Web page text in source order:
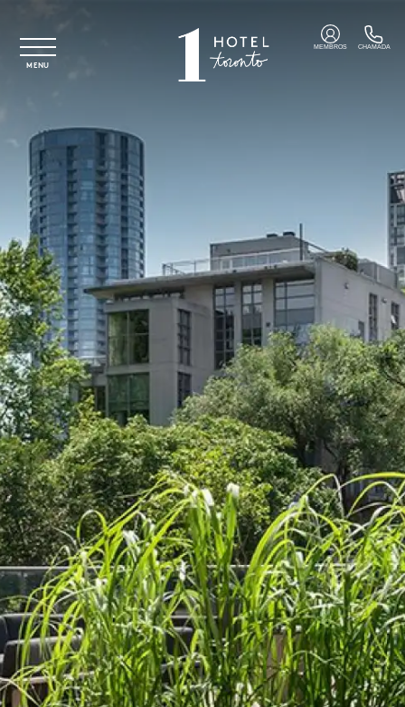
MENU
MEMBROS CHAMADA